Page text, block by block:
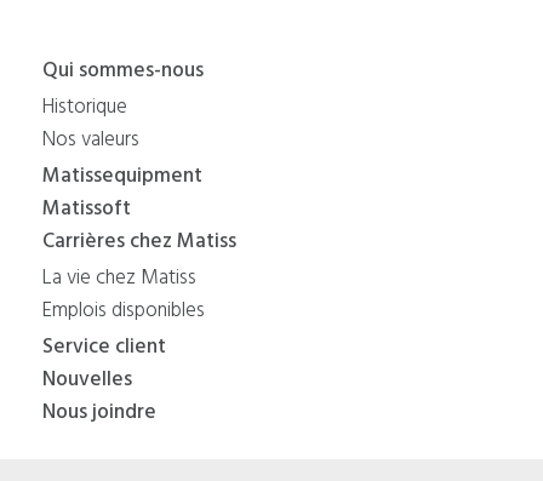
Qui sommes-nous
Historique
Nos valeurs
Matissequipment
Matissoft
Carrières chez Matiss
La vie chez Matiss
Emplois disponibles
Service client
Nouvelles
Nous joindre